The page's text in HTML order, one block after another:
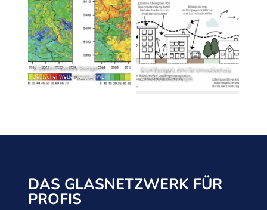
DAS GLASNETZWERK FÜR
PROFIS